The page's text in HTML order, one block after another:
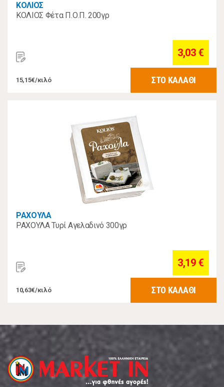
ΚΟΛΙΟΣ
ΚΟΛΙΟΣ Φέτα Π.Ο.Π. 200γρ
3,03 €
15,15€/κιλό ΣΤΟ ΚΑΛΑΘΙ
ΡΑΧΟΥΛΑ
ΡΑΧΟΥΛΑ Τυρί Αγελαδινό 300γρ
3,19 €
10,63€/κιλό ΣΤΟ ΚΑΛΑΘΙ